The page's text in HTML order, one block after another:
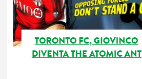
TORONTO FC, GIOVINCO
DIVENTA THE ATOMIC ANT